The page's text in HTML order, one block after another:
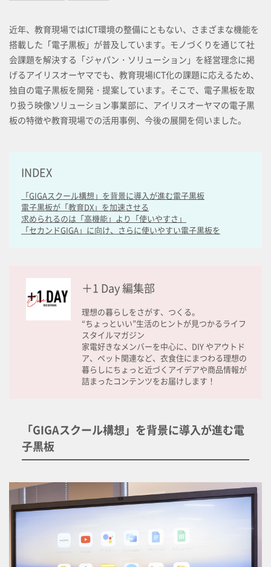
近年、教育現場ではICT環境の整備にともない、さまざまな機能を
搭載した「電子黒板」が普及しています。モノづくりを通じて社
会課題を解決する「ジャパン・ソリューション」を経営理念に掲
げるアイリスオーヤマでも、教育現場ICT化の課題に応えるため、
独自の電子黒板を開発・提案しています。そこで、電子黒板を取
り扱う映像ソリューション事業部に、アイリスオーヤマの電子黒
板の特徴や教育現場での活用事例、今後の展開を伺いました。
INDEX
「GIGAスクール構想」を背景に導入が進む電子黒板
電子黒板が「教育DX」を加速させる
求められるのは「高機能」より「使いやすさ」
「セカンドGIGA」に向け、さらに使いやすい電子黒板を
＋1 Day 編集部
理想の暮らしをさがす、つくる。
“ちょっといい”生活のヒントが見つかるライフ
スタイルマガジン
家電好きなメンバーを中心に、DIY やアウトド
ア、ペット関連など、衣食住にまつわる理想の
暮らしにちょっと近づくアイデアや商品情報が
詰まったコンテンツをお届けします！
「GIGAスクール構想」を背景に導入が進む電
子黒板